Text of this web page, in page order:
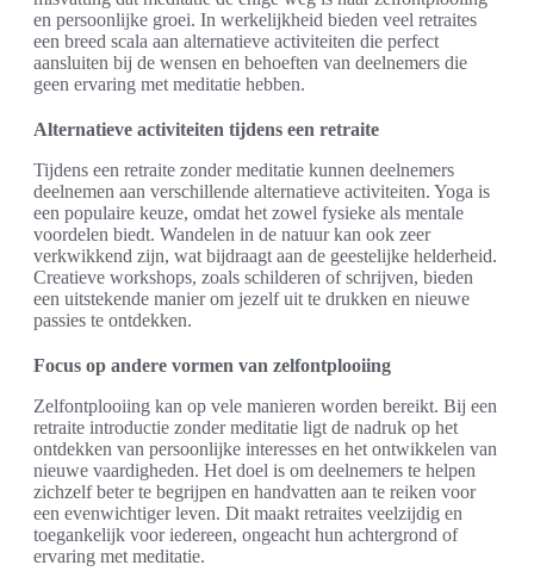
en persoonlijke groei. In werkelijkheid bieden veel retraites
een breed scala aan alternatieve activiteiten die perfect
aansluiten bij de wensen en behoeften van deelnemers die
geen ervaring met meditatie hebben.
Alternatieve activiteiten tijdens een retraite
Tijdens een retraite zonder meditatie kunnen deelnemers
deelnemen aan verschillende alternatieve activiteiten. Yoga is
een populaire keuze, omdat het zowel fysieke als mentale
voordelen biedt. Wandelen in de natuur kan ook zeer
verkwikkend zijn, wat bijdraagt aan de geestelijke helderheid.
Creatieve workshops, zoals schilderen of schrijven, bieden
een uitstekende manier om jezelf uit te drukken en nieuwe
passies te ontdekken.
Focus op andere vormen van zelfontplooiing
Zelfontplooiing kan op vele manieren worden bereikt. Bij een
retraite introductie zonder meditatie ligt de nadruk op het
ontdekken van persoonlijke interesses en het ontwikkelen van
nieuwe vaardigheden. Het doel is om deelnemers te helpen
zichzelf beter te begrijpen en handvatten aan te reiken voor
een evenwichtiger leven. Dit maakt retraites veelzijdig en
toegankelijk voor iedereen, ongeacht hun achtergrond of
ervaring met meditatie.